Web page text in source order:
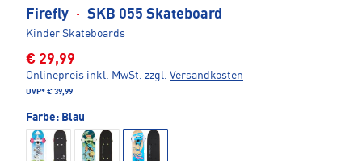
Firefly · SKB 055 Skateboard
Kinder Skateboards
€ 29,99
Onlinepreis inkl. MwSt. zzgl. Versandkosten
UVP* € 39,99
Farbe: Blau